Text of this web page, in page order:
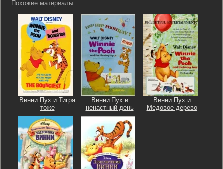
Похожие материалы:
Винни Пух и Тигра
тоже
Винни Пух и
ненастный день
Винни Пух и
Медовое дерево